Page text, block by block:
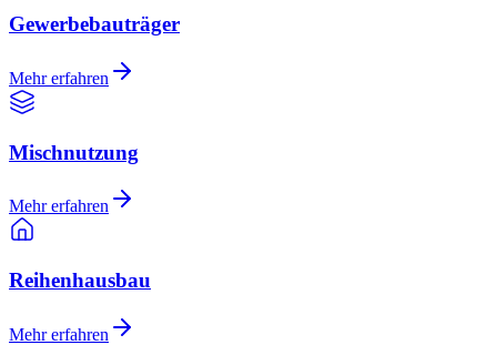
Gewerbebauträger
Mehr erfahren
Mischnutzung
Mehr erfahren
Reihenhausbau
Mehr erfahren